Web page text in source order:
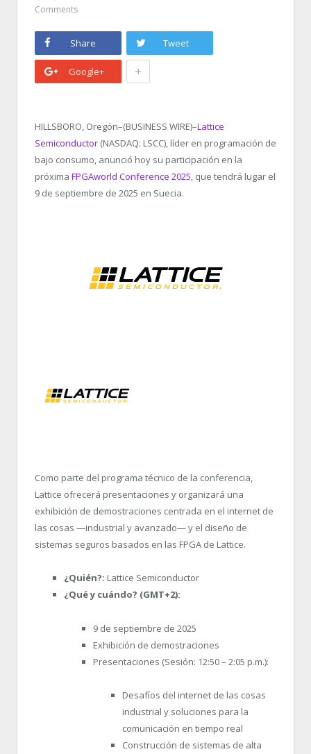
Comments
Share Tweet
Google+ +
HILLSBORO, Oregón–(BUSINESS WIRE)–Lattice
Semiconductor (NASDAQ: LSCC), líder en programación de
bajo consumo, anunció hoy su participación en la
próxima FPGAworld Conference 2025, que tendrá lugar el
9 de septiembre de 2025 en Suecia.
Como parte del programa técnico de la conferencia,
Lattice ofrecerá presentaciones y organizará una
exhibición de demostraciones centrada en el internet de
las cosas —industrial y avanzado— y el diseño de
sistemas seguros basados en las FPGA de Lattice.
¿Quién?: Lattice Semiconductor
¿Qué y cuándo? (GMT+2):
9 de septiembre de 2025
Exhibición de demostraciones
Presentaciones (Sesión: 12:50 – 2:05 p.m.):
Desafíos del internet de las cosas
industrial y soluciones para la
comunicación en tiempo real
Construcción de sistemas de alta